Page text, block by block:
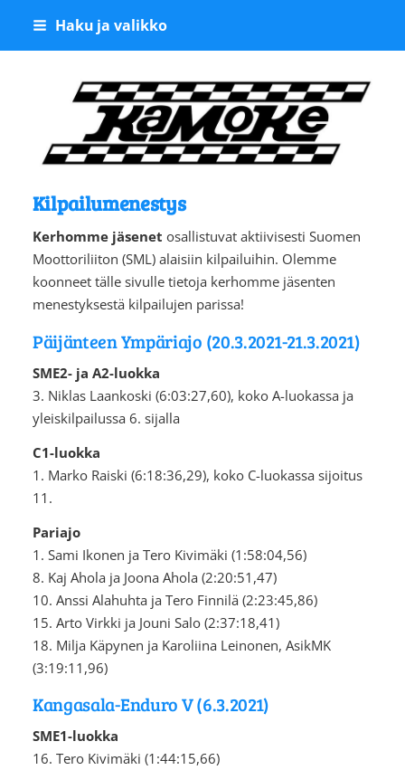
Siirry
Haku ja valikko
Kangasalan
Kilpailumenestys
Kerhomme jäsenet osallistuvat aktiivisesti Suomen
Moottoriliiton (SML) alaisiin kilpailuihin. Olemme
koonneet tälle sivulle tietoja kerhomme jäsenten
menestyksestä kilpailujen parissa!
Päijänteen Ympäriajo (20.3.2021-21.3.2021)
SME2- ja A2-luokka
3. Niklas Laankoski (6:03:27,60), koko A-luokassa ja
yleiskilpailussa 6. sijalla
C1-luokka
1. Marko Raiski (6:18:36,29), koko C-luokassa sijoitus
11.
Pariajo
1. Sami Ikonen ja Tero Kivimäki (1:58:04,56)
8. Kaj Ahola ja Joona Ahola (2:20:51,47)
10. Anssi Alahuhta ja Tero Finnilä (2:23:45,86)
15. Arto Virkki ja Jouni Salo (2:37:18,41)
18. Milja Käpynen ja Karoliina Leinonen, AsikMK
(3:19:11,96)
Kangasala-Enduro V (6.3.2021)
SME1-luokka
16. Tero Kivimäki (1:44:15,66)